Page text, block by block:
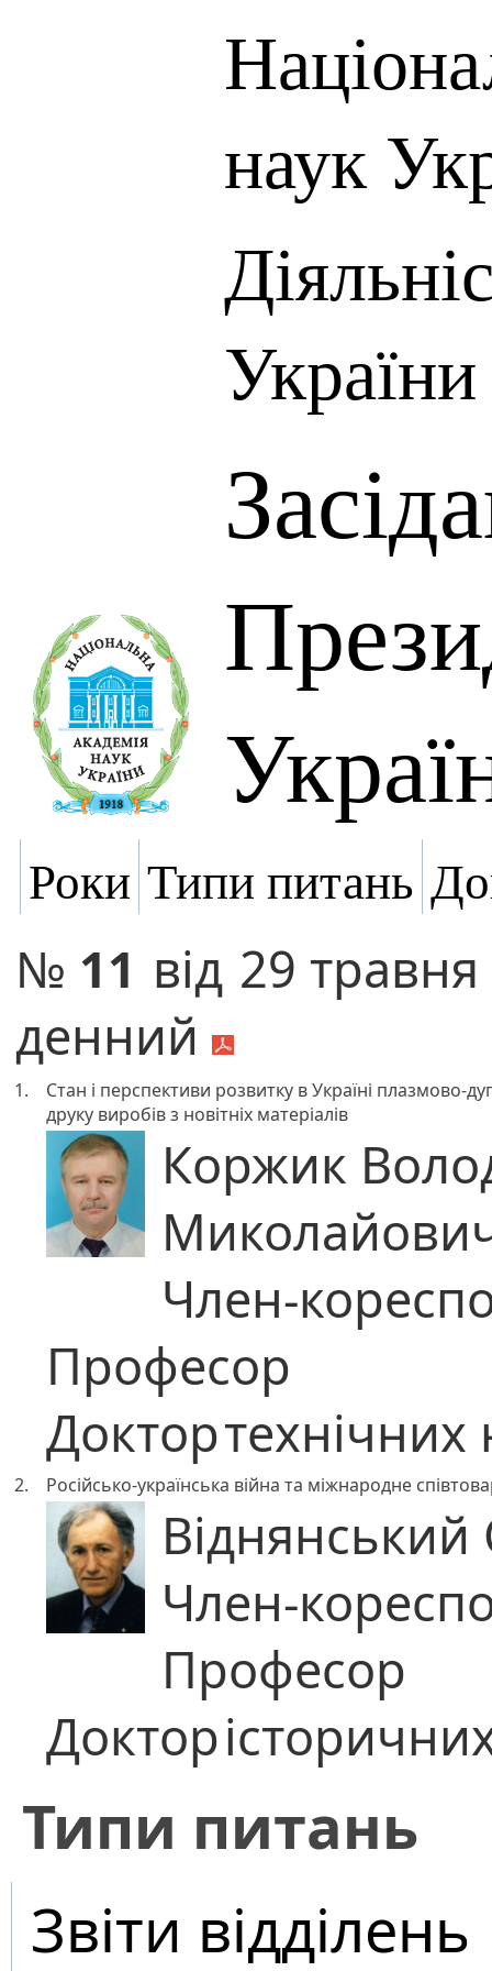
наук
України
Роки Типи питань
№ 11 від 29
денний
1.
Стан і перспективи розвитку в Україні плазмово-
друку виробів з новітніх матеріалів
Коржик
Член-
Професор
Доктортехнічних
2. Російсько-українська війна та міжнародне
Член-
Професор
Доктор
​Типи питань
Звіти відділень